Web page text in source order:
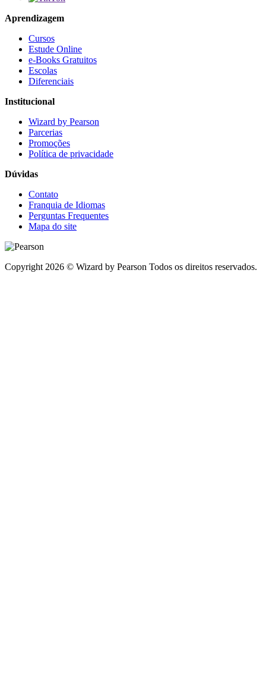
Aprendizagem
Cursos
Estude Online
e-Books Gratuitos
Escolas
Diferenciais
Institucional
Wizard by Pearson
Parcerias
Promoções
Política de privacidade
Dúvidas
Contato
Franquia de Idiomas
Perguntas Frequentes
Mapa do site
Copyright 2026 © Wizard by Pearson Todos os direitos reservados.